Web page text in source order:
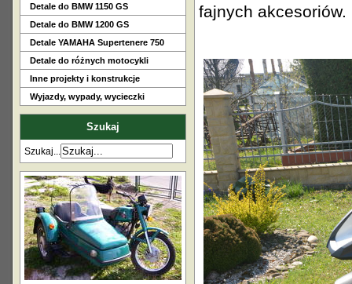
Detale do BMW 1150 GS
Detale do BMW 1200 GS
Detale YAMAHA Supertenere 750
Detale do różnych motocykli
Inne projekty i konstrukcje
Wyjazdy, wypady, wycieczki
Szukaj
Szukaj...
fajnych akcesoriów.